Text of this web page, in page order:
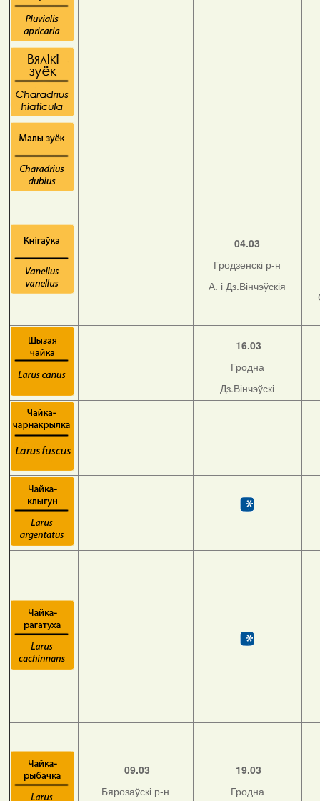
04.03
Гродзенскі р-н
А. і Дз.Вінчэўскія
16.03
Гродна
Дз.Вінчэўскі
09.03
Бярозаўскі р-н
19.03
Гродна